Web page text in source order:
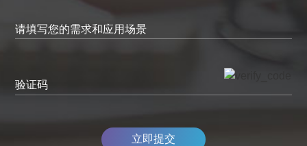
请填写您的需求和应用场景
验证码
立即提交